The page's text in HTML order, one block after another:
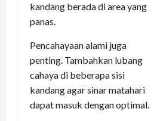
kandang berada di area yang
panas.
Pencahayaan alami juga
penting. Tambahkan lubang
cahaya di beberapa sisi
kandang agar sinar matahari
dapat masuk dengan optimal.